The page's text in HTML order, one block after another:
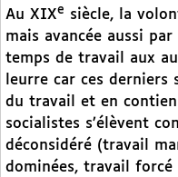
Au XIXe siècle, la
mais avancée aussi
temps de travail aux
leurre car ces derniers
du travail et en
socialistes s’élèvent
déconsidéré (travail
dominées, travail